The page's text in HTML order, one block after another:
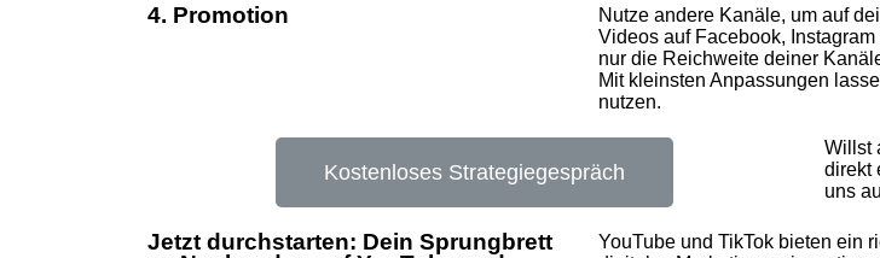
4. Promotion
Nutze andere Kanäle, um auf
Videos auf Facebook,
nur die Reichweite deiner
Mit kleinsten Anpassungen
nutzen.
Kostenloses Strategiegespräch
Willst
direkt
uns
Jetzt durchstarten: Dein Sprungbrett
YouTube und TikTok bieten ein